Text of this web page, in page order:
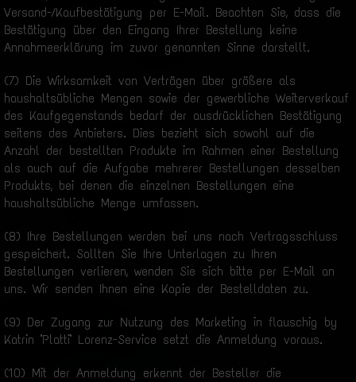
Versand-/Kaufbestätigung per E-Mail. Beachten Sie, dass die
Bestätigung über den Eingang Ihrer Bestellung keine
Annahmeerklärung im zuvor genannten Sinne darstellt.
(7) Die Wirksamkeit von Verträgen über größere als
haushaltsübliche Mengen sowie der gewerbliche Weiterverkauf
des Kaufgegenstands bedarf der ausdrücklichen Bestätigung
seitens des Anbieters. Dies bezieht sich sowohl auf die
Anzahl der bestellten Produkte im Rahmen einer Bestellung
als auch auf die Aufgabe mehrerer Bestellungen desselben
Produkts, bei denen die einzelnen Bestellungen eine
haushaltsübliche Menge umfassen.
(8) Ihre Bestellungen werden bei uns nach Vertragsschluss
gespeichert. Sollten Sie Ihre Unterlagen zu Ihren
Bestellungen verlieren, wenden Sie sich bitte per E-Mail an
uns. Wir senden Ihnen eine Kopie der Bestelldaten zu.
(9) Der Zugang zur Nutzung des Marketing in flauschig by
Katrin "Platti" Lorenz-Service setzt die Anmeldung voraus.
(10) Mit der Anmeldung erkennt der Besteller die